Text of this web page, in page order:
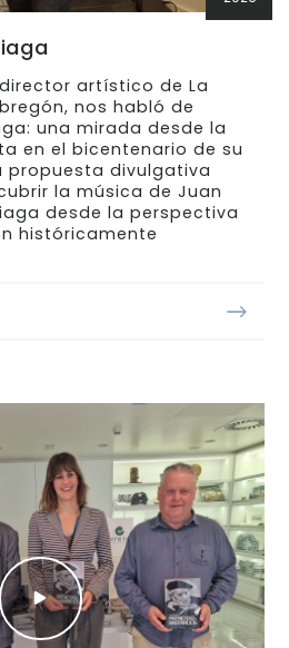
artístico de La
nos habló de
una mirada desde la
en el bicentenario de su
propuesta divulgativa
la música de Juan
desde la perspectiva
históricamente